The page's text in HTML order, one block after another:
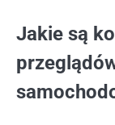
Jakie są